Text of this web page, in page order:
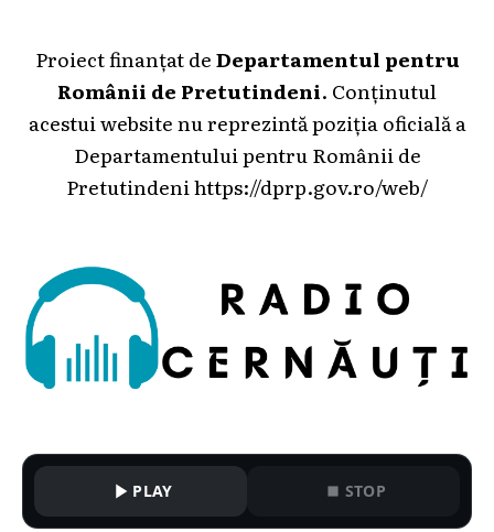
Proiect finanțat deDepartamentul pentru
Românii de Pretutindeni. Conținutul
acestui website nu reprezintă poziția oficială a
Departamentului pentru Românii de
Pretutindeni https://dprp.gov.ro/web/
PLAY STOP